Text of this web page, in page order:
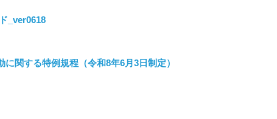
_ver0618
関する特例規程（令和8年6月3日制定）